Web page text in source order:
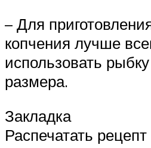
– Для
копчения лучше
использовать
размера.
Закладка
Распечатать рецепт